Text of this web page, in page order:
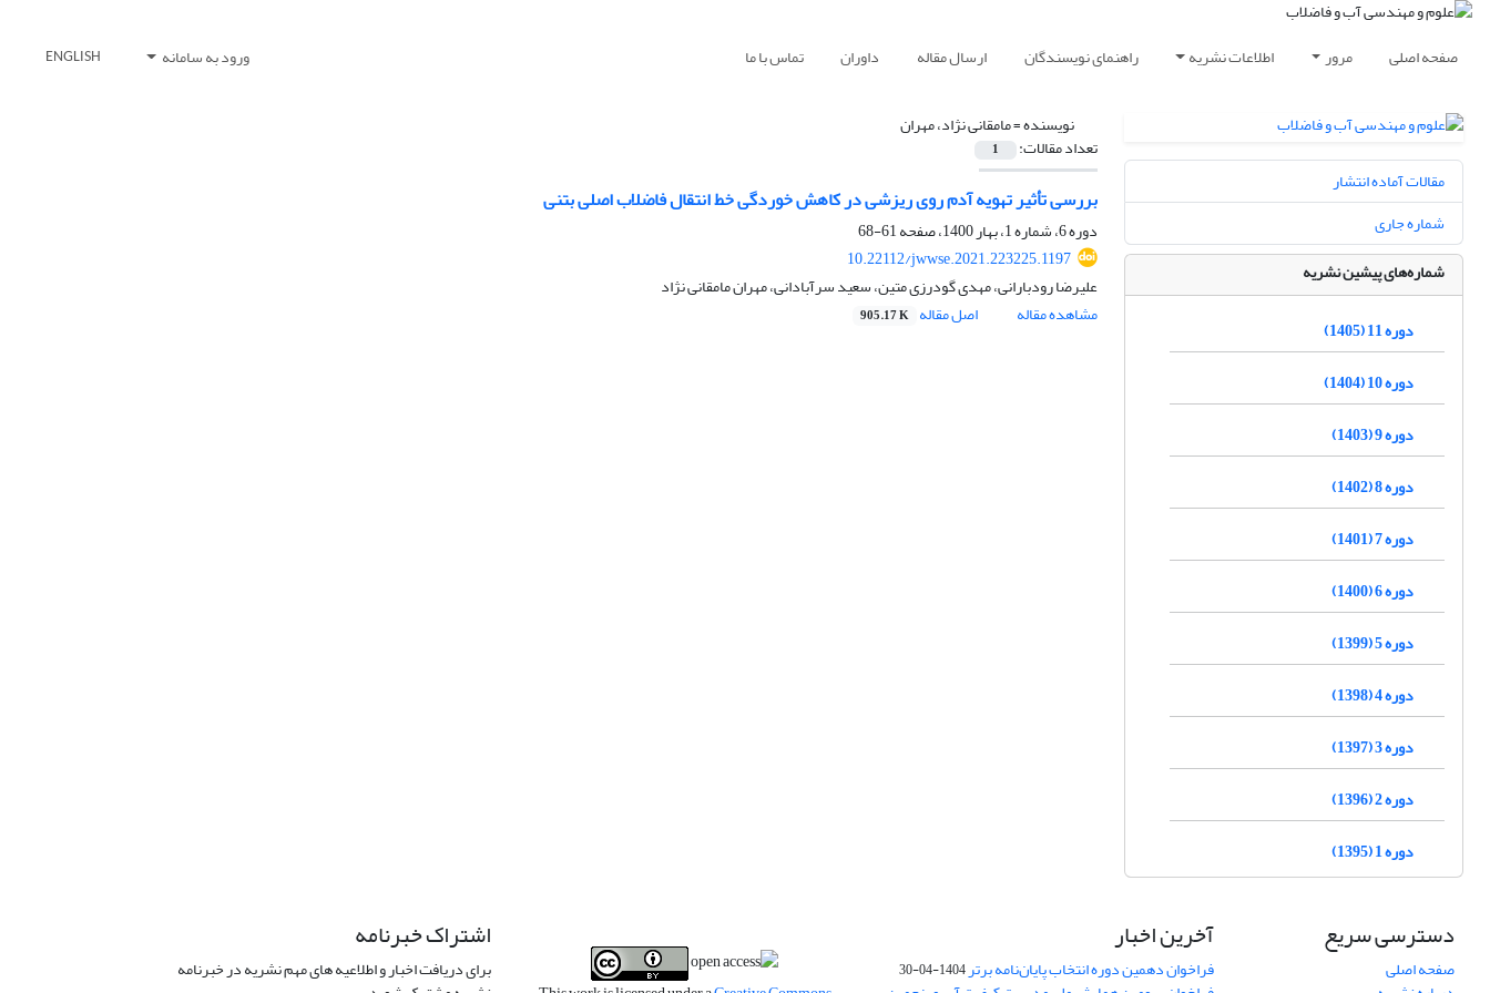
صفحه اصلی مرور اطلاعات نشریه راهنمای نویسندگان ارسال مقاله داوران تماس با ما ورود به سامانه ENGLISH
نویسنده =مامقانی نژاد، مهران
تعداد مقالات: 1
بررسی تأثیر تهویه آدم روی ریزشی در کاهش خوردگی خط انتقال فاضلاب اصلی بتنی
دوره 6، شماره 1، بهار 1400، صفحه
61-68
10.22112/jwwse.2021.223225.1197
علیرضا رودبارانی، مهدی گودرزی متین، سعید سرآبادانی، مهران مامقانی نژاد
مشاهده مقاله
اصل مقاله 905.17 K
مقالات آماده انتشار
شماره جاری
شماره‌های پیشین نشریه
دوره 11 (1405)
دوره 10 (1404)
دوره 9 (1403)
دوره 8 (1402)
دوره 7 (1401)
دوره 6 (1400)
دوره 5 (1399)
دوره 4 (1398)
دوره 3 (1397)
دوره 2 (1396)
دوره 1 (1395)
دسترسی سریع
صفحه اصلی
آخرین اخبار
فراخوان دهمین دوره انتخاب پایان‌نامه برتر1404-04-30
اشتراک خبرنامه
برای دریافت اخبار و اطلاعیه های مهم نشریه در خبرنامه